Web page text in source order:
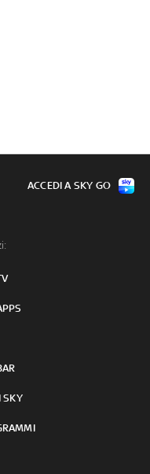
SKY
ACCEDI A SKY GO